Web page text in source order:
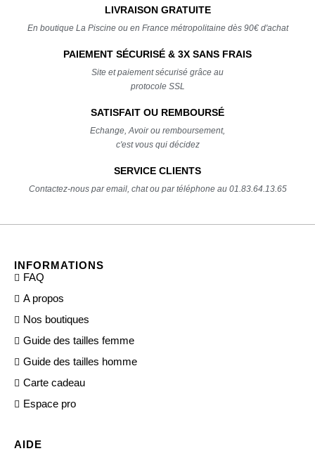
LIVRAISON GRATUITE
En boutique La Piscine ou en France métropolitaine dès 90€ d'achat
PAIEMENT SÉCURISÉ & 3X SANS FRAIS
Site et paiement sécurisé grâce au
protocole SSL
SATISFAIT OU REMBOURSÉ
Echange, Avoir ou remboursement,
c'est vous qui décidez
SERVICE CLIENTS
Contactez-nous par email, chat ou par téléphone au 01.83.64.13.65
INFORMATIONS
FAQ
A propos
Nos boutiques
Guide des tailles femme
Guide des tailles homme
Carte cadeau
Espace pro
AIDE